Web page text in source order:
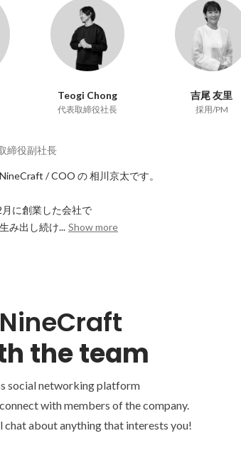
Teogi Chong
代表取締役社長
吉尾 友里
採用/PM
締役副社長
/ COO の 相川京太です。
に創業した会社で
み出し続け... Show more
the team
social networking platform
with members of the company.
chat about anything that interests you!